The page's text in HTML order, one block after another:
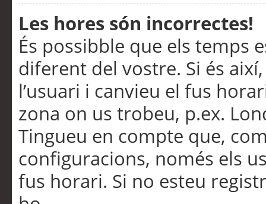
Les hores són incorrectes!
És possibble que els temps
diferent del vostre. Si és
l’usuari i canvieu el fus
zona on us trobeu, p.ex.
Tingueu en compte que,
configuracions, només els
fus horari. Si no esteu